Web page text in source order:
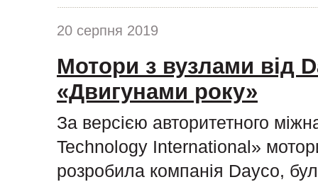
20 серпня 2019
Мотори з вузлами від
«Двигунами року»
За версією авторитетного
Technology International»
розробила компанія Dayco,